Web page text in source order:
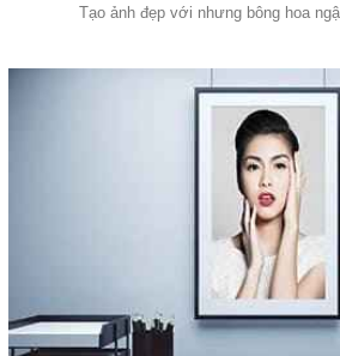
Tạo ảnh đẹp với nhưng bông hoa